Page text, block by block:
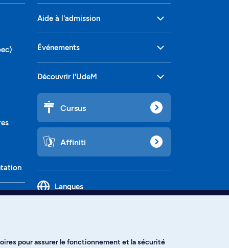
Aide à l'admission
Événements
Découvrir l'UdeM
Cursus
Affiniti
Langues
pour assurer le fonctionnement et la sécurité